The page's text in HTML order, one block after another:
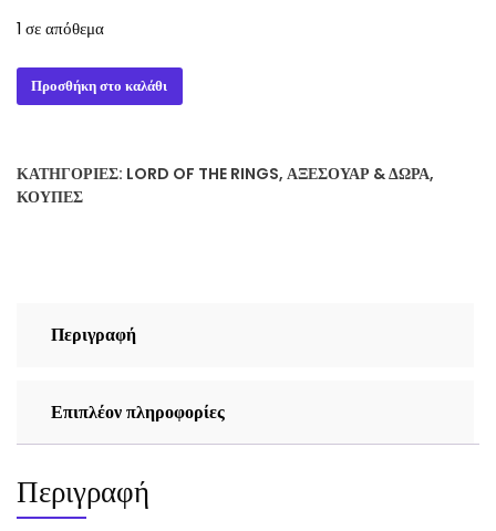
1 σε απόθεμα
Lord
Of
Goblet
Προσθήκη στο καλάθι
ΚΑΤΗΓΟΡΊΕΣ: LORD OF THE RINGS, ΑΞΕΣΟΥΆΡ & ΔΏΡΑ,
ΚΟΎΠΕΣ
Περιγραφή
Επιπλέον πληροφορίες
Περιγραφή